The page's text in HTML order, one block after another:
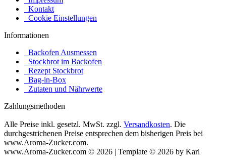
Kontakt
Cookie Einstellungen
Informationen
Backofen Ausmessen
Stockbrot im Backofen
Rezept Stockbrot
Bag-in-Box
Zutaten und Nährwerte
Zahlungsmethoden
Alle Preise inkl. gesetzl. MwSt. zzgl. Versandkosten. Die
durchgestrichenen Preise entsprechen dem bisherigen Preis bei
www.Aroma-Zucker.com.
www.Aroma-Zucker.com © 2026 | Template © 2026 by Karl